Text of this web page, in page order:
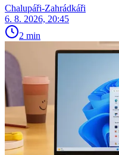
Chalupáři-Zahrádkáři
6. 8. 2026, 20:45
2 min